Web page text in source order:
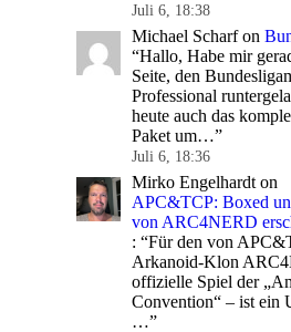
Juli 6, 18:38
Michael Scharfon
“Hallo, Habe mir
Seite, den
Professional
heute auch das
Paket um…”
Juli 6, 18:36
Mirko Engelhardt on
APC&TCP: Boxed
von ARC4NERD
: “Für den von
Arkanoid-Klon
offizielle Spiel der
Convention“ – ist ein
…”